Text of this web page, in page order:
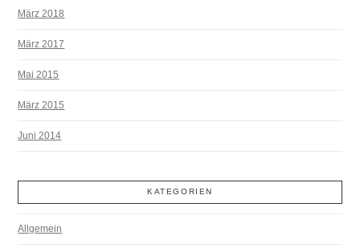
März 2018
März 2017
Mai 2015
März 2015
Juni 2014
KATEGORIEN
Allgemein